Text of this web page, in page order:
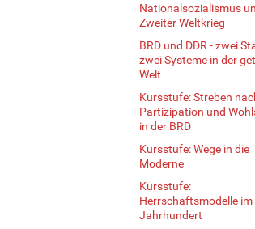
Nationalsozialismus
Zweiter Weltkrieg
BRD und DDR - zwei
zwei Systeme in der
Welt
Kursstufe: Streben
Partizipation und
in der BRD
Kursstufe: Wege in die
Moderne
Kursstufe:
Herrschaftsmodelle im
Jahrhundert